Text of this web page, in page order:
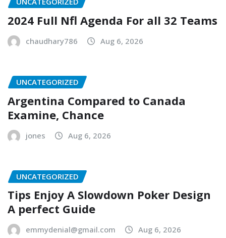
2024 Full Nfl Agenda For all 32 Teams
chaudhary786 Aug 6, 2026
UNCATEGORIZED
Argentina Compared to Canada
Examine, Chance
jones Aug 6, 2026
UNCATEGORIZED
Tips Enjoy A Slowdown Poker Design
A perfect Guide
emmydenial@gmail.com Aug 6, 2026